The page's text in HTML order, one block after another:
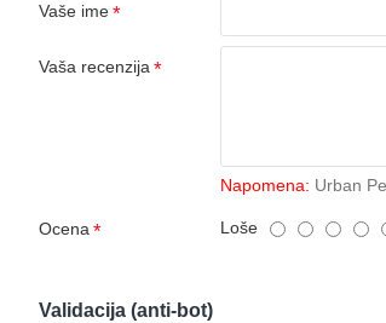
Vaše ime
Vaša recenzija
Napomena: Urban
Ocena Loše
Validacija (anti-bot)